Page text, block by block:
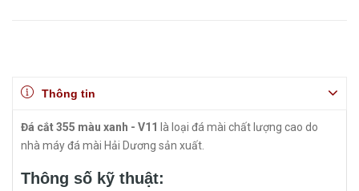
Thông tin
Đá cắt 355 màu xanh - V11
là loại đá mài chất lượng cao do
nhà máy đá mài Hải Dương sản xuất.
Thông số kỹ thuật: